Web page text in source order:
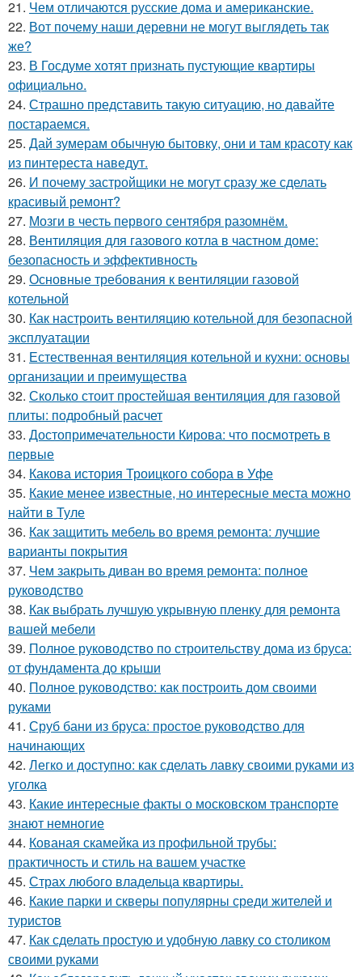
21. Чем отличаются русские дома и американские.
22. Вот почему наши деревни не могут выглядеть так
же?
23. В Госдуме хотят признать пустующие квартиры
официально.
24. Страшно представить такую ситуацию, но давайте
постараемся.
25. Дай зумерам обычную бытовку, они и там красоту как
из пинтереста наведут.
26. И почему застройщики не могут сразу же сделать
красивый ремонт?
27. Мозги в честь первого сентября разомнём.
28. Вентиляция для газового котла в частном доме:
безопасность и эффективность
29. Основные требования к вентиляции газовой
котельной
30. Как настроить вентиляцию котельной для безопасной
эксплуатации
31. Естественная вентиляция котельной и кухни: основы
организации и преимущества
32. Сколько стоит простейшая вентиляция для газовой
плиты: подробный расчет
33. Достопримечательности Кирова: что посмотреть в
первые
34. Какова история Троицкого собора в Уфе
35. Какие менее известные, но интересные места можно
найти в Туле
36. Как защитить мебель во время ремонта: лучшие
варианты покрытия
37. Чем закрыть диван во время ремонта: полное
руководство
38. Как выбрать лучшую укрывную пленку для ремонта
вашей мебели
39. Полное руководство по строительству дома из бруса:
от фундамента до крыши
40. Полное руководство: как построить дом своими
руками
41. Сруб бани из бруса: простое руководство для
начинающих
42. Легко и доступно: как сделать лавку своими руками из
уголка
43. Какие интересные факты о московском транспорте
знают немногие
44. Кованая скамейка из профильной трубы:
практичность и стиль на вашем участке
45. Страх любого владельца квартиры.
46. Какие парки и скверы популярны среди жителей и
туристов
47. Как сделать простую и удобную лавку со столиком
своими руками